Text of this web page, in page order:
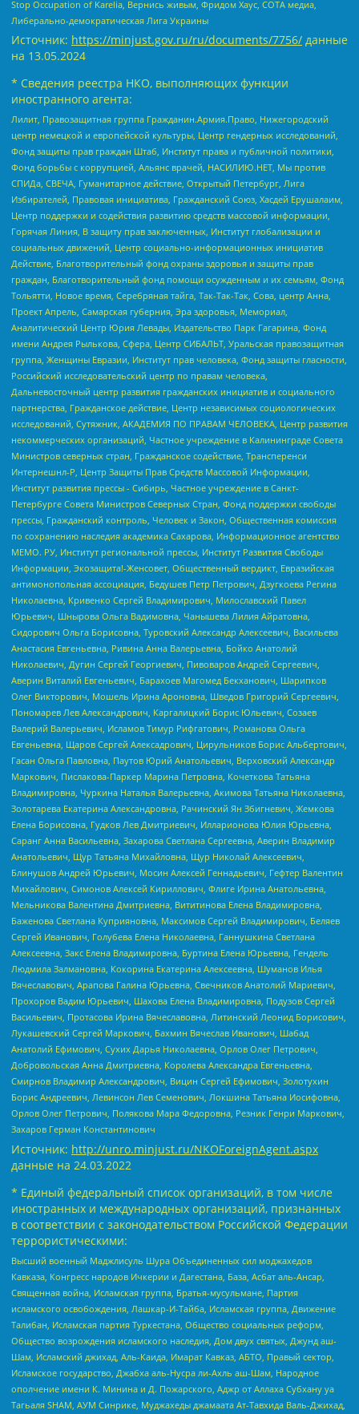
Stop Occupation of Karelia, Вернись живым, Фридом Хаус, СОТА медиа,
Либерально-демократическая Лига Украины
Источник: https://minjust.gov.ru/ru/documents/7756/ данные
на 13.05.2024
* Сведения реестра НКО, выполняющих функции
иностранного агента:
Лилит, Правозащитная группа Гражданин.Армия.Право, Нижегородский
центр немецкой и европейской культуры, Центр гендерных исследований,
Фонд защиты прав граждан Штаб, Институт права и публичной политики,
Фонд борьбы с коррупцией, Альянс врачей, НАСИЛИЮ.НЕТ, Мы против
СПИДа, СВЕЧА, Гуманитарное действие, Открытый Петербург, Лига
Избирателей, Правовая инициатива, Гражданский Союз, Хасдей Ерушалаим,
Центр поддержки и содействия развитию средств массовой информации,
Горячая Линия, В защиту прав заключенных, Институт глобализации и
социальных движений, Центр социально-информационных инициатив
Действие, Благотворительный фонд охраны здоровья и защиты прав
граждан, Благотворительный фонд помощи осужденным и их семьям, Фонд
Тольятти, Новое время, Серебряная тайга, Так-Так-Так, Сова, центр Анна,
Проект Апрель, Самарская губерния, Эра здоровья, Мемориал,
Аналитический Центр Юрия Левады, Издательство Парк Гагарина, Фонд
имени Андрея Рылькова, Сфера, Центр СИБАЛЬТ, Уральская правозащитная
группа, Женщины Евразии, Институт прав человека, Фонд защиты гласности,
Российский исследовательский центр по правам человека,
Дальневосточный центр развития гражданских инициатив и социального
партнерства, Гражданское действие, Центр независимых социологических
исследований, Сутяжник, АКАДЕМИЯ ПО ПРАВАМ ЧЕЛОВЕКА, Центр развития
некоммерческих организаций, Частное учреждение в Калининграде Совета
Министров северных стран, Гражданское содействие, Трансперенси
Интернешнл-Р, Центр Защиты Прав Средств Массовой Информации,
Институт развития прессы - Сибирь, Частное учреждение в Санкт-
Петербурге Совета Министров Северных Стран, Фонд поддержки свободы
прессы, Гражданский контроль, Человек и Закон, Общественная комиссия
по сохранению наследия академика Сахарова, Информационное агентство
МЕМО. РУ, Институт региональной прессы, Институт Развития Свободы
Информации, Экозащита!-Женсовет, Общественный вердикт, Евразийская
антимонопольная ассоциация, Бедушев Петр Петрович, Дзугкоева Регина
Николаевна, Кривенко Сергей Владимирович, Милославский Павел
Юрьевич, Шнырова Ольга Вадимовна, Чанышева Лилия Айратовна,
Сидорович Ольга Борисовна, Туровский Александр Алексеевич, Васильева
Анастасия Евгеньевна, Ривина Анна Валерьевна, Бойко Анатолий
Николаевич, Дугин Сергей Георгиевич, Пивоваров Андрей Сергеевич,
Аверин Виталий Евгеньевич, Барахоев Магомед Бекханович, Шарипков
Олег Викторович, Мошель Ирина Ароновна, Шведов Григорий Сергеевич,
Пономарев Лев Александрович, Каргалицкий Борис Юльевич, Созаев
Валерий Валерьевич, Исламов Тимур Рифгатович, Романова Ольга
Евгеньевна, Щаров Сергей Алексадрович, Цирульников Борис Альбертович,
Гасан Ольга Павловна, Паутов Юрий Анатольевич, Верховский Александр
Маркович, Пислакова-Паркер Марина Петровна, Кочеткова Татьяна
Владимировна, Чуркина Наталья Валерьевна, Акимова Татьяна Николаевна,
Золотарева Екатерина Александровна, Рачинский Ян Збигневич, Жемкова
Елена Борисовна, Гудков Лев Дмитриевич, Илларионова Юлия Юрьевна,
Саранг Анна Васильевна, Захарова Светлана Сергеевна, Аверин Владимир
Анатольевич, Щур Татьяна Михайловна, Щур Николай Алексеевич,
Блинушов Андрей Юрьевич, Мосин Алексей Геннадьевич, Гефтер Валентин
Михайлович, Симонов Алексей Кириллович, Флиге Ирина Анатольевна,
Мельникова Валентина Дмитриевна, Вититинова Елена Владимировна,
Баженова Светлана Куприяновна, Максимов Сергей Владимирович, Беляев
Сергей Иванович, Голубева Елена Николаевна, Ганнушкина Светлана
Алексеевна, Закс Елена Владимировна, Буртина Елена Юрьевна, Гендель
Людмила Залмановна, Кокорина Екатерина Алексеевна, Шуманов Илья
Вячеславович, Арапова Галина Юрьевна, Свечников Анатолий Мариевич,
Прохоров Вадим Юрьевич, Шахова Елена Владимировна, Подузов Сергей
Васильевич, Протасова Ирина Вячеславовна, Литинский Леонид Борисович,
Лукашевский Сергей Маркович, Бахмин Вячеслав Иванович, Шабад
Анатолий Ефимович, Сухих Дарья Николаевна, Орлов Олег Петрович,
Добровольская Анна Дмитриевна, Королева Александра Евгеньевна,
Смирнов Владимир Александрович, Вицин Сергей Ефимович, Золотухин
Борис Андреевич, Левинсон Лев Семенович, Локшина Татьяна Иосифовна,
Орлов Олег Петрович, Полякова Мара Федоровна, Резник Генри Маркович,
Захаров Герман Константинович
Источник: http://unro.minjust.ru/NKOForeignAgent.aspx
данные на 24.03.2022
* Единый федеральный список организаций, в том числе
иностранных и международных организаций, признанных
в соответствии с законодательством Российской Федерации
террористическими:
Высший военный Маджлисуль Шура Объединенных сил моджахедов
Кавказа, Конгресс народов Ичкерии и Дагестана, База, Асбат аль-Ансар,
Священная война, Исламская группа, Братья-мусульмане, Партия
исламского освобождения, Лашкар-И-Тайба, Исламская группа, Движение
Талибан, Исламская партия Туркестана, Общество социальных реформ,
Общество возрождения исламского наследия, Дом двух святых, Джунд аш-
Шам, Исламский джихад, Аль-Каида, Имарат Кавказ, АБТО, Правый сектор,
Исламское государство, Джабха аль-Нусра ли-Ахль аш-Шам, Народное
ополчение имени К. Минина и Д. Пожарского, Аджр от Аллаха Субхану уа
Тагьаля SHAM, АУМ Синрике, Муджахеды джамаата Ат-Тавхида Валь-Джихад,